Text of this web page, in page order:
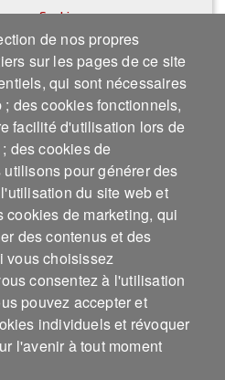
Soul jazz
Southern soul
Musique planante
Street punk
Sunshine pop
Swamp blues
Synthwave
Twarab
Techstep
Teen pop
Thrashcore
Tropipop
Turbine
UK funky
de nos propres
sur les pages de ce site
qui sont nécessaires
des cookies fonctionnels,
facilité d'utilisation lors de
des cookies de
pour générer des
du site web et
cookies de marketing, qui
des contenus et des
vous choisissez
consentez à l'utilisation
pouvez accepter et
individuels et révoquer
l'avenir à tout moment